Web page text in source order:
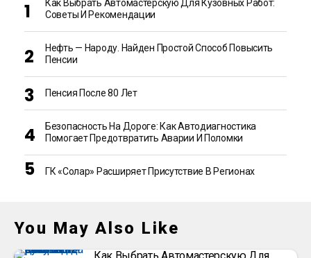
Как Выбрать Автомастерскую Для Кузовных Работ:
Советы И Рекомендации
Нефть — Народу. Найден Простой Способ Повысить
Пенсии
Пенсия После 80 Лет
Безопасность На Дороге: Как Автодиагностика
Помогает Предотвратить Аварии И Поломки
ГК «Солар» Расширяет Присутствие В Регионах
You May Also Like